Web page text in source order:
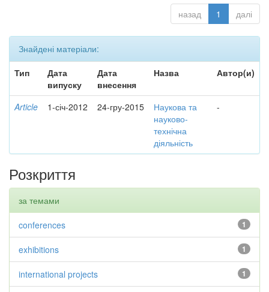
назад 1 далі
Знайдені матеріали:
Тип
Дата
випуску
Дата
внесення
Назва Автор(и)
Article 1-січ-2012 24-гру-2015
Наукова та
науково-
технічна
діяльність
-
Розкриття
за темами
1
conferences
1
exhibitions
1
international projects